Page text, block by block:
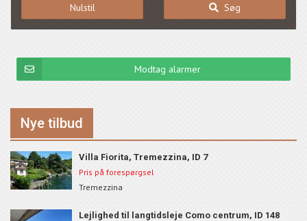
Nulstil Søg
Modtag alarmer
Nye tilbud
Villa Fiorita, Tremezzina, ID 7
Pris på forespørgsel
Tremezzina
Lejlighed til langtidsleje Como centrum, ID 148